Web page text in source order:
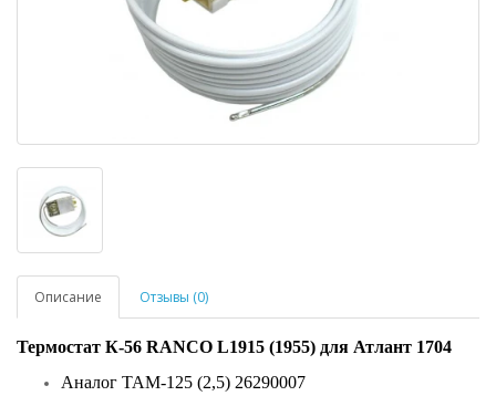
Описание Отзывы (0)
Термостат К-56 RANCO L1915 (1955) для Атлант 1704
Аналог ТАМ-125 (2,5) 26290007